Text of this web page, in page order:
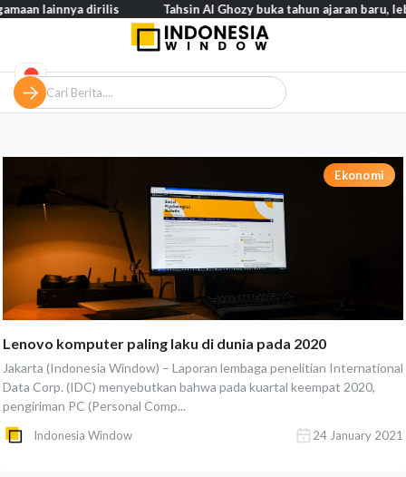
Ekonomi
Lenovo komputer paling laku di dunia pada 2020
Jakarta (Indonesia Window) – Laporan lembaga penelitian International
Data Corp. (IDC) menyebutkan bahwa pada kuartal keempat 2020,
pengiriman PC (Personal Comp...
Indonesia Window 24 January 2021
lainnya dirilis Tahsin Al Ghozy buka tahun ajaran baru,